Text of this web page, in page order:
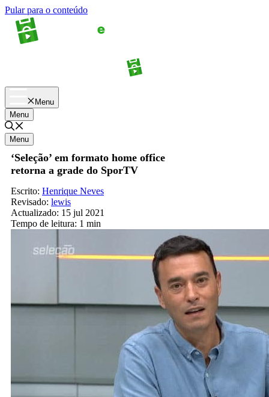
Pular para o conteúdo
Menu
Menu
Menu
‘Seleção’ em formato home office
retorna a grade do SporTV
Escrito: Henrique Neves
Revisado: lewis
Actualizado: 15 jul 2021
Tempo de leitura: 1 min